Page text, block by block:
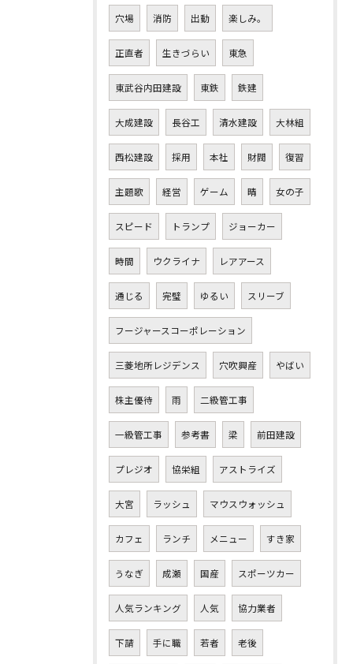
穴場 消防 出動 楽しみ。
正直者 生きづらい 東急
東武谷内田建設 東鉄 鉄建
大成建設 長谷工 清水建設 大林組
西松建設 採用 本社 財閥 復習
主題歌 経営 ゲーム 晴 女の子
スピード トランプ ジョーカー
時間 ウクライナ レアアース
通じる 完璧 ゆるい スリーブ
フージャースコーポレーション
三菱地所レジデンス 穴吹興産 やばい
株主優待 雨 二級管工事
一級管工事 参考書 梁 前田建設
プレジオ 協栄組 アストライズ
大宮 ラッシュ マウスウォッシュ
カフェ ランチ メニュー すき家
うなぎ 成瀬 国産 スポーツカー
人気ランキング 人気 協力業者
下請 手に職 若者 老後